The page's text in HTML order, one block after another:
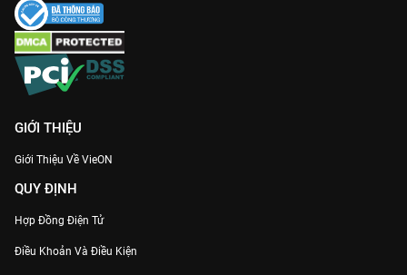
GIỚI THIỆU
Giới Thiệu Về VieON
QUY ĐỊNH
Hợp Đồng Điện Tử
Điều Khoản Và Điều Kiện